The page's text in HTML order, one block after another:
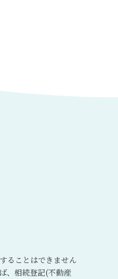
ることはできません
、相続登記(不動産